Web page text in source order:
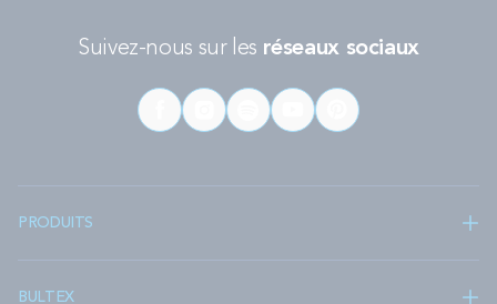
Suivez-nous sur les réseaux sociaux
PRODUITS
BULTEX